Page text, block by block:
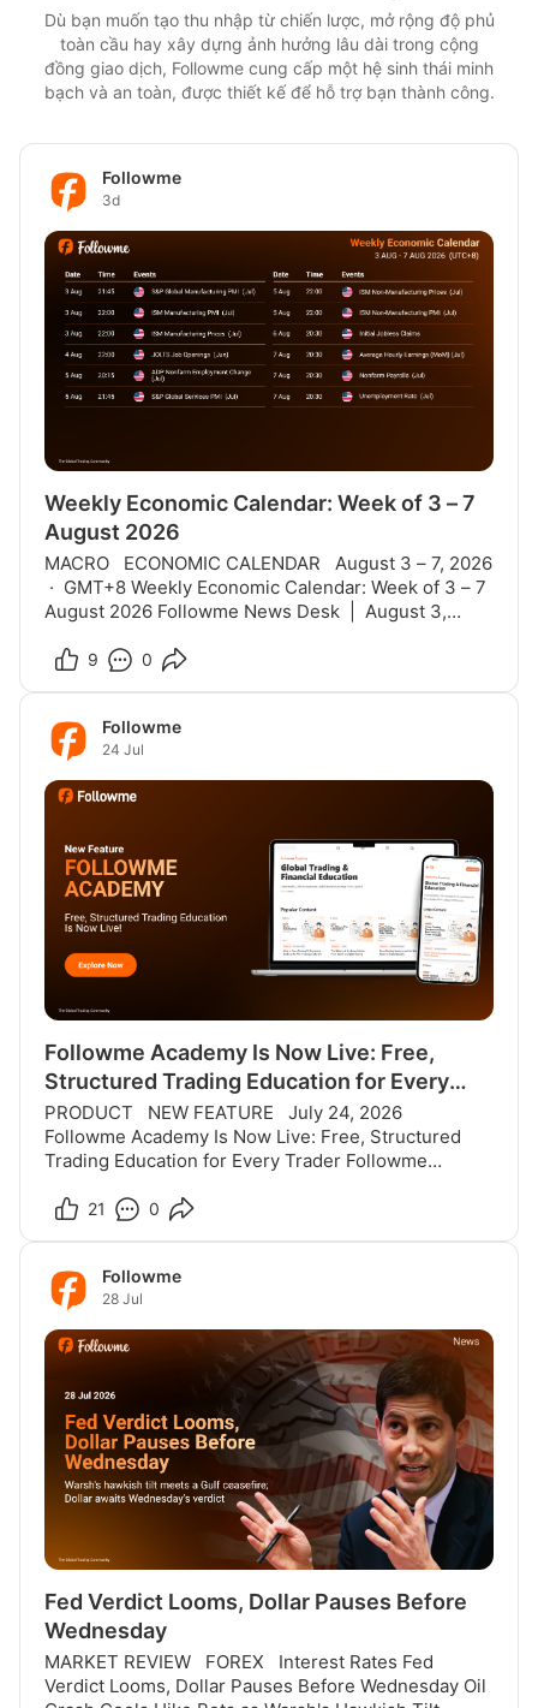
Dù bạn muốn tạo thu nhập từ chiến lược, mở rộng độ phủ
toàn cầu hay xây dựng ảnh hưởng lâu dài trong cộng
đồng giao dịch, Followme cung cấp một hệ sinh thái minh
bạch và an toàn, được thiết kế để hỗ trợ bạn thành công.
Followme
3d
Weekly Economic Calendar: Week of 3 – 7
August 2026
MACRO ECONOMIC CALENDAR August 3 – 7, 2026
· GMT+8 Weekly Economic Calendar: Week of 3 – 7
August 2026 Followme News Desk | August 3,
calendar is heavily focused on the U.S. S&P Globa
9 0
Followme
24 Jul
Followme Academy Is Now Live: Free,
Structured Trading Education for Every
Trader
PRODUCT NEW FEATURE July 24, 2026
Followme Academy Is Now Live: Free, Structured
Trading Education for Every Trader Followme
risk tools, and a trading glossary into one free hub
21 0
Followme
28 Jul
Fed Verdict Looms, Dollar Pauses Before
Wednesday
MARKET REVIEW FOREX Interest Rates Fed
Verdict Looms, Dollar Pauses Before Wednesday Oil